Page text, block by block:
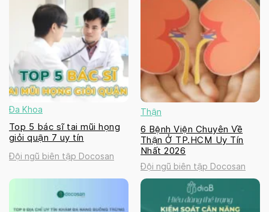
Đa Khoa
Top 5 bác sĩ tai mũi họng
giỏi quận 7 uy tín
Đội ngũ biên tập Docosan
Thận
6 Bệnh Viện Chuyên Về
Thận Ở TP.HCM Uy Tín
Nhất 2026
Đội ngũ biên tập Docosan